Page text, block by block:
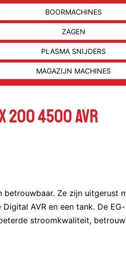
BOORMACHINES
ZAGEN
PLASMA SNIJDERS
MAGAZIJN MACHINES
200 4500 AVR
betrouwbaar. Ze zijn uitgerust
AVR en een tank. De EG-
stroomkwaliteit,